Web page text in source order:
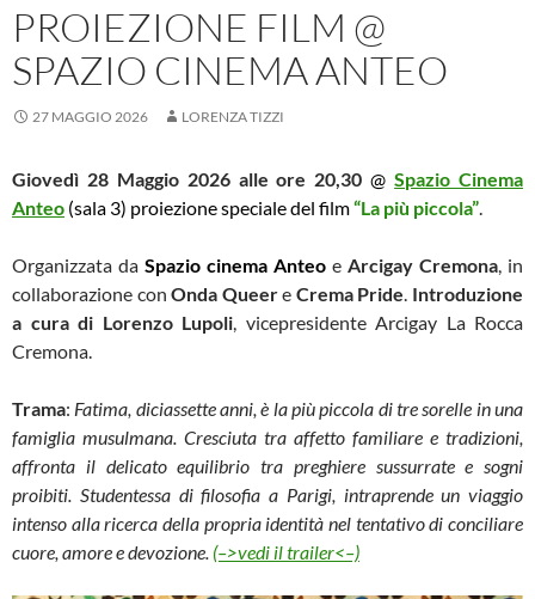
PROIEZIONE FILM @
SPAZIO CINEMA ANTEO
27 MAGGIO 2026 LORENZA TIZZI
Giovedì 28 Maggio 2026 alle ore 20,30 @Spazio Cinema
Anteo (sala 3) proiezione speciale del film“La più piccola”
Organizzata da Spazio cinema Anteo e Arcigay Cremona , in
collaborazione conOnda Queere Crema Pride Introduzione
a cura di Lorenzo Lupoli , vicepresidente Arcigay La Rocca
Cremona.
Trama: Fatima, diciassette anni, è la più piccola di tre sorelle in una
famiglia musulmana. Cresciuta tra affetto familiare e tradizioni,
affronta il delicato equilibrio tra preghiere sussurrate e sogni
proibiti. Studentessa di filosofia a Parigi, intraprende un viaggio
intenso alla ricerca della propria identità nel tentativo di conciliare
cuore, amore e devozione. (–>vedi il trailer<–)